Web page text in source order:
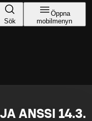
Sök
Öppna
mobilmenyn
ANSSI 14.3.